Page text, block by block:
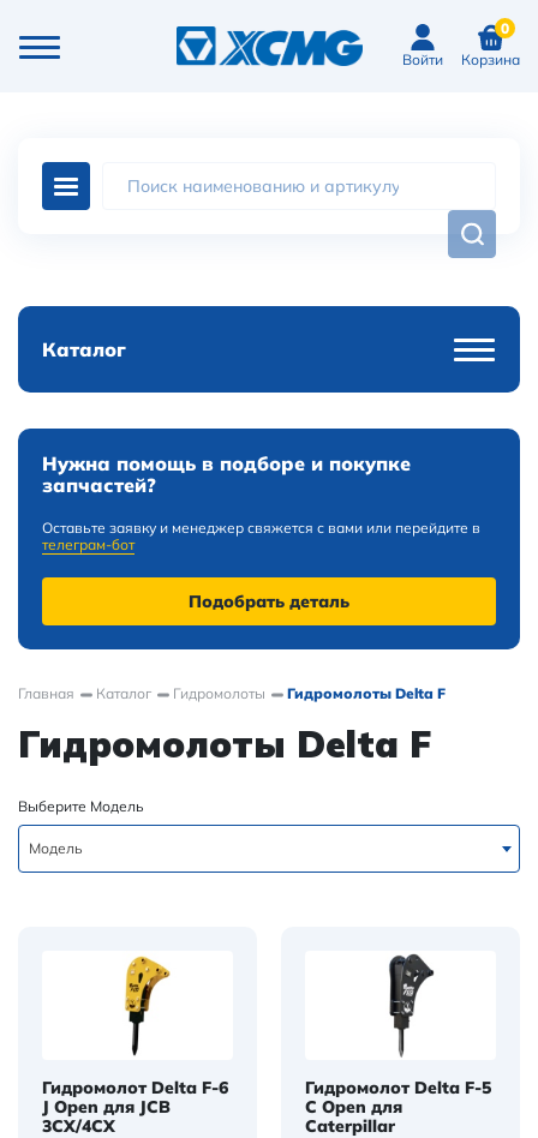
Войти Корзина
0
Каталог
Нужна помощь в подборе и покупке
запчастей?
Оставьте заявку и менеджер свяжется с вами или перейдите в
телеграм-бот
Подобрать деталь
Главная Каталог Гидромолоты Гидромолоты Delta F
Гидромолоты Delta F
Выберите Модель
Модель
Гидромолот Delta F-6
J Open для JCB
3CX/4CX
Гидромолот Delta F-5
C Open для
Caterpillar